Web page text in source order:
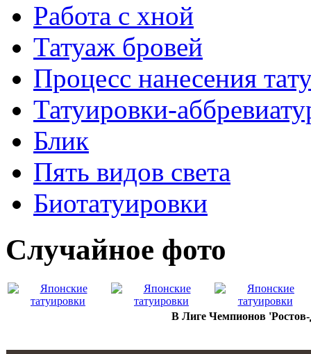
Работa с хнoй
Татуаж бровей
Процесс нанесения
Татуировки-
Блик
Пять видов светa
Биотaтуировки
Случайнoе фото
В Лиге Чемпионов